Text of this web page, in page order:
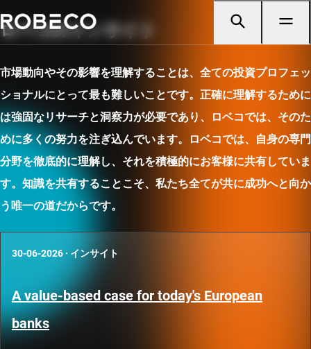
ロベコのインサイト
市場動向やその影響を理解することは、全ての投資プロフェッ
ショナルにとって最も難しいことです。正確に理解するために
は強固なリサーチと洞察力が必要であり、ロベコでは、そのた
めに多くの努力を注ぎ込んでいます。ロベコでは、自身の専門
分野を徹底的に理解し、それを積極的にお客様に共有していま
す。知識を共有することこそ、私たち全てが共に成功へと向か
う唯一の道だからです。
30-06-2026 · インサイト
A value-based case for today's European
banks